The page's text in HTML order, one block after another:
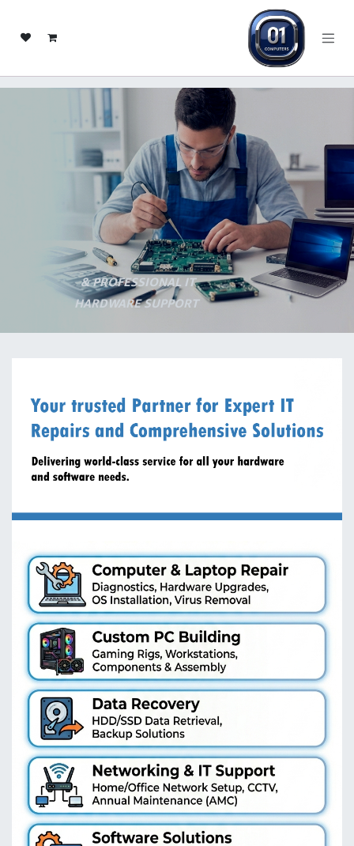
PROFESSIONAL IT &
HARDWARE SUPPORT